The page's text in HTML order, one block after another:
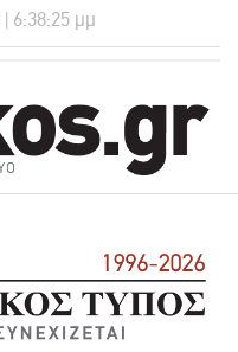
6:38:25 μμ